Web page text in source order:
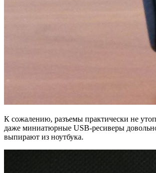
К сожалению, разъемы практически не
даже миниатюрные USB-ресиверы
выпирают из ноутбука.